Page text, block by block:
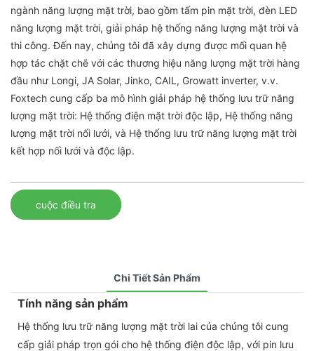
ngành năng lượng mặt trời, bao gồm tấm pin mặt trời, đèn LED
năng lượng mặt trời, giải pháp hệ thống năng lượng mặt trời và
thi công. Đến nay, chúng tôi đã xây dựng được mối quan hệ
hợp tác chặt chẽ với các thương hiệu năng lượng mặt trời hàng
đầu như Longi, JA Solar, Jinko, CAIL, Growatt inverter, v.v.
Foxtech cung cấp ba mô hình giải pháp hệ thống lưu trữ năng
lượng mặt trời: Hệ thống điện mặt trời độc lập, Hệ thống năng
lượng mặt trời nối lưới, và Hệ thống lưu trữ năng lượng mặt trời
kết hợp nối lưới và độc lập.
cuộc điều tra
Chi Tiết Sản Phẩm
Tính năng sản phẩm
Hệ thống lưu trữ năng lượng mặt trời lai của chúng tôi cung
cấp giải pháp trọn gói cho hệ thống điện độc lập, với pin lưu